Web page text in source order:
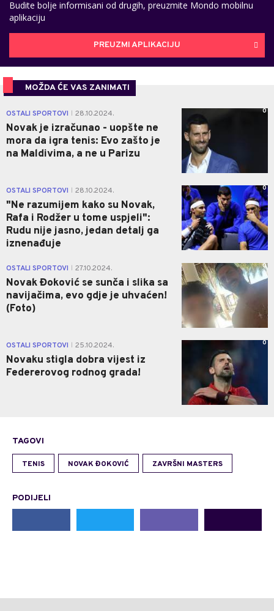
Budite bolje informisani od drugih, preuzmite Mondo mobilnu
aplikaciju
PREUZMI APLIKACIJU
MOŽDA ĆE VAS ZANIMATI
OSTALI SPORTOVI 28.10.2024.
Novak je izračunao - uopšte ne
mora da igra tenis: Evo zašto je
na Maldivima, a ne u Parizu
0
OSTALI SPORTOVI 28.10.2024.
"Ne razumijem kako su Novak,
Rafa i Rodžer u tome uspjeli":
Rudu nije jasno, jedan detalj ga
iznenađuje
0
OSTALI SPORTOVI 27.10.2024.
Novak Đoković se sunča i slika sa
navijačima, evo gdje je uhvaćen!
(Foto)
0
OSTALI SPORTOVI 25.10.2024.
Novaku stigla dobra vijest iz
Federerovog rodnog grada!
0
TAGOVI
TENIS NOVAK ĐOKOVIĆ ZAVRŠNI MASTERS
PODIJELI